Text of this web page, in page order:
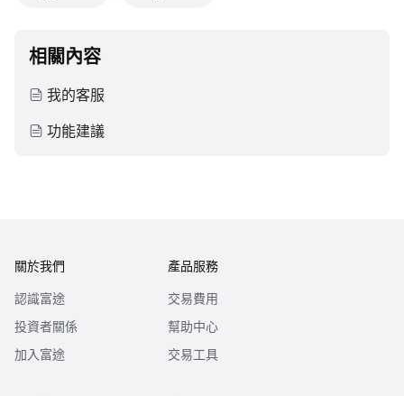
相關內容
我的客服
功能建議
關於我們
認識富途
投資者關係
加入富途
產品服務
交易費用
幫助中心
交易工具